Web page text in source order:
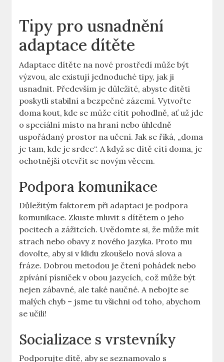
Tipy pro usnadnění
adaptace dítěte
Adaptace dítěte na nové prostředí může být
výzvou, ale existují jednoduché tipy, jak ji
usnadnit. Především je důležité, abyste dítěti
poskytli stabilní a bezpečné zázemí. Vytvořte
doma kout, kde se může cítit pohodlně, ať už jde
o speciální místo na hraní nebo úhledně
uspořádaný prostor na učení. Jak se říká, „doma
je tam, kde je srdce“. A když se dítě cítí doma, je
ochotnější otevřít se novým věcem.
Podpora komunikace
Důležitým faktorem při adaptaci je podpora
komunikace. Zkuste mluvit s dítětem o jeho
pocitech a zážitcích. Uvědomte si, že může mít
strach nebo obavy z nového jazyka. Proto mu
dovolte, aby si v klidu zkoušelo nová slova a
fráze. Dobrou metodou je čtení pohádek nebo
zpívání písniček v obou jazycích, což může být
nejen zábavné, ale také naučné. A nebojte se
malých chyb – jsme tu všichni od toho, abychom
se učili!
Socializace s vrstevníky
Podporujte dítě, aby se seznamovalo s